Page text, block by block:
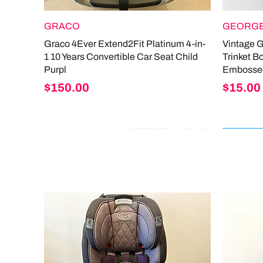
GRACO
Graco 4Ever Extend2Fit Platinum 4-in-
1 10 Years Convertible Car Seat Child
Purpl
Price
$150.00
Vintage
Trinket
Price
$15.00